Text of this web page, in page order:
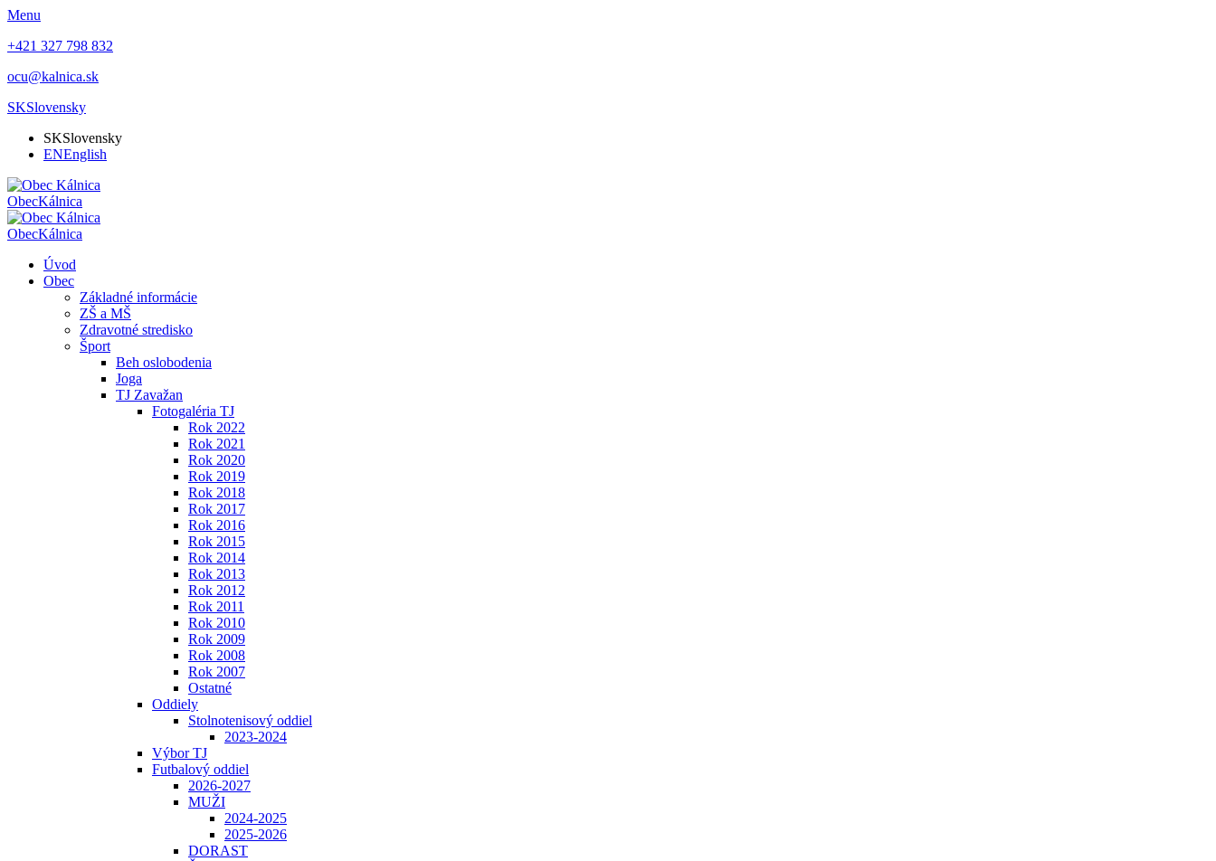
Menu
+421 327 798 832
ocu@kalnica.sk
SKSlovensky
SKSlovensky
ENEnglish
ObecKálnica
ObecKálnica
Úvod
Obec
Základné informácie
ZŠ a MŠ
Zdravotné stredisko
Šport
Beh oslobodenia
Joga
TJ Zavažan
Fotogaléria TJ
Rok 2022
Rok 2021
Rok 2020
Rok 2019
Rok 2018
Rok 2017
Rok 2016
Rok 2015
Rok 2014
Rok 2013
Rok 2012
Rok 2011
Rok 2010
Rok 2009
Rok 2008
Rok 2007
Ostatné
Oddiely
Stolnotenisový oddiel
2023-2024
Výbor TJ
Futbalový oddiel
2026-2027
MUŽI
2024-2025
2025-2026
DORAST